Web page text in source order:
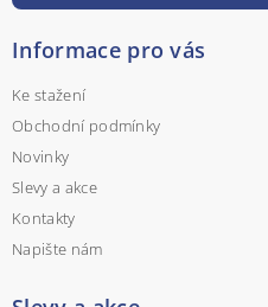
Informace pro vás
Ke stažení
Obchodní podmínky
Novinky
Slevy a akce
Kontakty
Napište nám